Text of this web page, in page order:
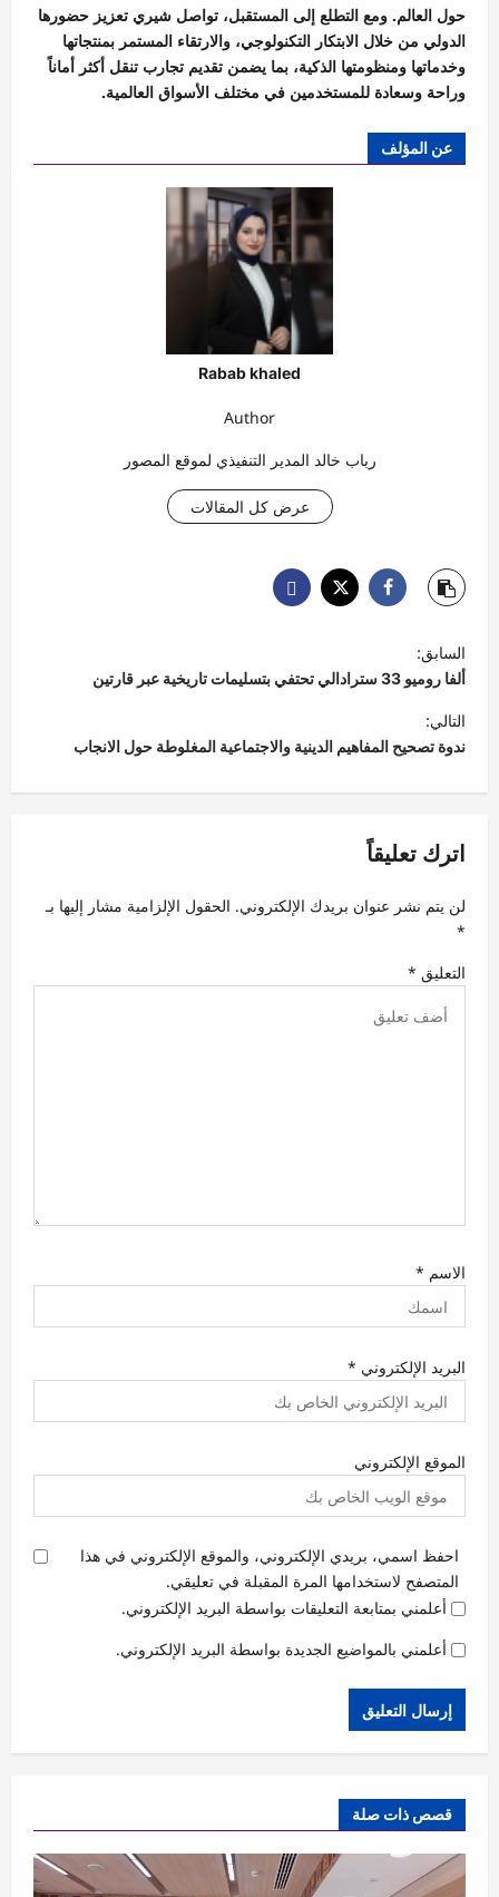
حول العالم. ومع التطلع إلى المستقبل، تواصل شيري تعزيز حضورها
الدولي من خلال الابتكار التكنولوجي، والارتقاء المستمر بمنتجاتها
وخدماتها ومنظومتها الذكية، بما يضمن تقديم تجارب تنقل أكثر أماناً
وراحة وسعادة للمستخدمين في مختلف الأسواق العالمية.
عن المؤلف
Rabab khaled
Author
رباب خالد المدير التنفيذي لموقع المصور
عرض كل المقالات
ت
ص
فّ
ح
م
ا
ا
ت
السابق:
ألفا روميو 33 سترادالي تحتفي بتسليمات تاريخية عبر قارتين
التالي:
ندوة تصحيح المفاهيم الدينية والاجتماعية المغلوطة حول الانجاب
اترك تعليقاً
لن يتم نشر عنوان بريدك الإلكتروني. الحقول الإلزامية مشار إليها بـ
*
التعليق *
الاسم *
البريد الإلكتروني *
الموقع الإلكتروني
احفظ اسمي، بريدي الإلكتروني، والموقع الإلكتروني في هذا
المتصفح لاستخدامها المرة المقبلة في تعليقي.
أعلمني بمتابعة التعليقات بواسطة البريد الإلكتروني.
أعلمني بالمواضيع الجديدة بواسطة البريد الإلكتروني.
قصص ذات صلة